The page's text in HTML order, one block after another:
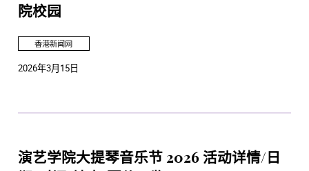
院校园
香港新闻网
2026年3月15日
演艺学院大提琴音乐节 2026 活动详情/日